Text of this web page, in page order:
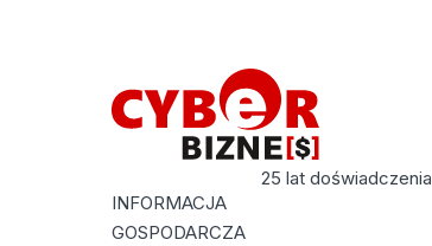
25 lat doświadczenia
INFORMACJA
GOSPODARCZA